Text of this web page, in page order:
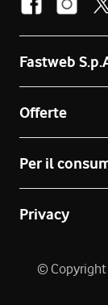
Fastweb
Offerte
Per il
Privacy
© Copyright